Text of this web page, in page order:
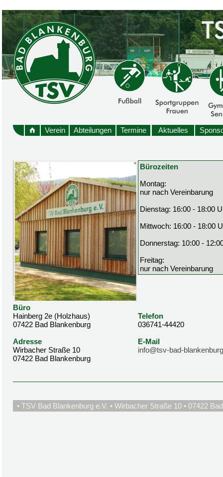
Verein Abteilungen Termine Aktuelles
Bürozeiten
Montag:
nur nach Vereinbarung
Dienstag: 16:00 - 18:00
Mittwoch: 16:00 - 18:00
Donnerstag: 10:00 -
Freitag:
nur nach Vereinbarung
Büro
Hainberg 2e (Holzhaus)
07422 Bad Blankenburg
Adresse
Wirbacher Straße 10
07422 Bad Blankenburg
Telefon
036741-44420
E-Mail
info@tsv-bad-
• TSV Bad Blankenburg e.V. • Wirbacher Straße 10 • 07422